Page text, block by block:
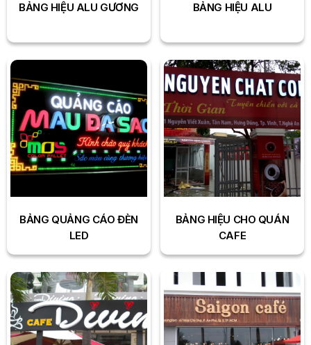
BẢNG HIỆU ALU GƯƠNG BẢNG HIỆU ALU
BẢNG QUẢNG CÁO ĐÈN
LED
BẢNG HIỆU CHO QUÁN
CAFE